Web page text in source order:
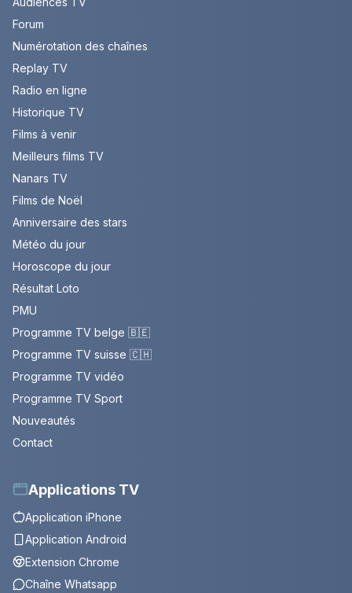
Forum
Numérotation des chaînes
Replay TV
Radio en ligne
Historique TV
Films à venir
Meilleurs films TV
Nanars TV
Films de Noël
Anniversaire des stars
Météo du jour
Horoscope du jour
Résultat Loto
PMU
Programme TV belge 🇧🇪
Programme TV suisse 🇨🇭
Programme TV vidéo
Programme TV Sport
Nouveautés
Contact
Applications TV
Application iPhone
Application Android
Extension Chrome
Chaîne Whatsapp